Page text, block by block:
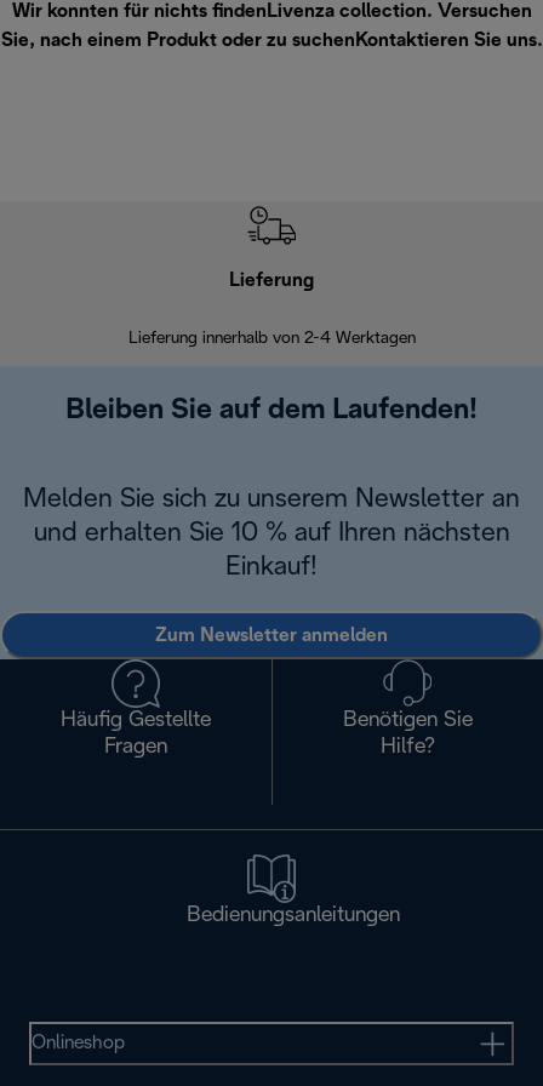
Wir konnten für nichts findenLivenza collection. Versuchen
Sie, nach einem Produkt oder zu suchen Kontaktieren Sie uns.
Lieferung
Lieferung innerhalb von 2-4 Werktagen
Bleiben Sie auf dem Laufenden!
Melden Sie sich zu unserem Newsletter an
und erhalten Sie 10 % auf Ihren nächsten
Einkauf!
Zum Newsletter anmelden
Häufig Gestellte
Fragen
Benötigen Sie
Hilfe?
Bedienungsanleitungen
Onlineshop